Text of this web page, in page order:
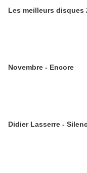
Les meilleurs disques
Novembre - Encore
Didier Lasserre -